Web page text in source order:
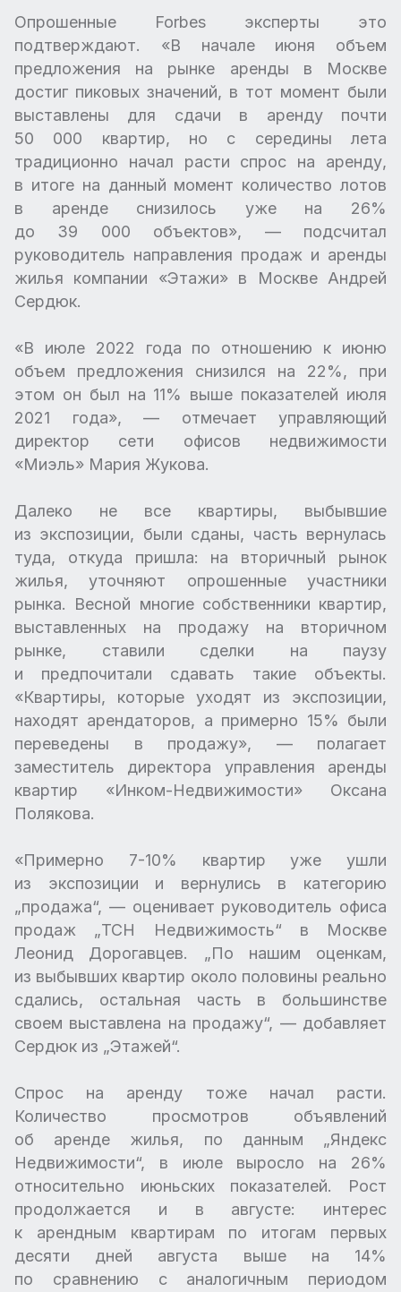
Опрошенные Forbes эксперты это
подтверждают. «В начале июня объем
предложения на рынке аренды в Москве
достиг пиковых значений, в тот момент были
выставлены для сдачи в аренду почти
50 000 квартир, но с середины лета
традиционно начал расти спрос на аренду,
в итоге на данный момент количество лотов
в аренде снизилось уже на 26%
до 39 000 объектов», — подсчитал
руководитель направления продаж и аренды
жилья компании «Этажи» в Москве Андрей
Сердюк.
«В июле 2022 года по отношению к июню
объем предложения снизился на 22%, при
этом он был на 11% выше показателей июля
2021 года», — отмечает управляющий
директор сети офисов недвижимости
«Миэль» Мария Жукова.
Далеко не все квартиры, выбывшие
из экспозиции, были сданы, часть вернулась
туда, откуда пришла: на вторичный рынок
жилья, уточняют опрошенные участники
рынка. Весной многие собственники квартир,
выставленных на продажу на вторичном
рынке, ставили сделки на паузу
и предпочитали сдавать такие объекты.
«Квартиры, которые уходят из экспозиции,
находят арендаторов, а примерно 15% были
переведены в продажу», — полагает
заместитель директора управления аренды
квартир «Инком-Недвижимости» Оксана
Полякова.
«Примерно 7-10% квартир уже ушли
из экспозиции и вернулись в категорию
„продажа“, — оценивает руководитель офиса
продаж „ТСН Недвижимость“ в Москве
Леонид Дорогавцев. „По нашим оценкам,
из выбывших квартир около половины реально
сдались, остальная часть в большинстве
своем выставлена на продажу“, — добавляет
Сердюк из „Этажей“.
Спрос на аренду тоже начал расти.
Количество просмотров объявлений
об аренде жилья, по данным „Яндекс
Недвижимости“, в июле выросло на 26%
относительно июньских показателей. Рост
продолжается и в августе: интерес
к арендным квартирам по итогам первых
десяти дней августа выше на 14%
по сравнению с аналогичным периодом